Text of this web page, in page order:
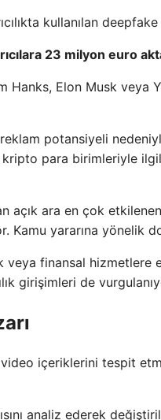
kullanılan
23 milyon euro
Hanks, Elon Musk
potansiyeli
kripto para birimleriyle
açık ara en çok
yararına yönelik
veya finansal hizmetlere
girişimleri de
içeriklerini tespit
analiz ederek